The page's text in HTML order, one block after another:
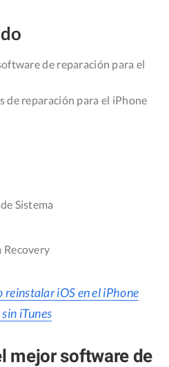
de reparación para el
de reparación para el iPhone
Sistema
Recovery
reinstalar iOS en el iPhone
iTunes
mejor software de